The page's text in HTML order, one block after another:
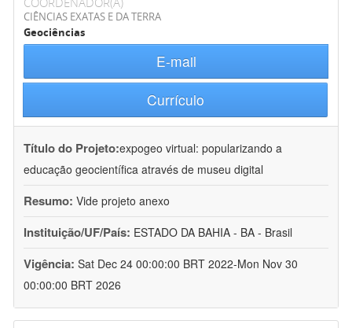
CIÊNCIAS EXATAS E DA TERRA
Geociências
E-mail
Currículo
Título do Projeto:expogeo virtual: popularizando a
educação geocientífica através de museu digital
Resumo: Vide projeto anexo
Instituição/UF/País: ESTADO DA BAHIA - BA - Brasil
Vigência: Sat Dec 24 00:00:00 BRT 2022-Mon Nov 30
00:00:00 BRT 2026